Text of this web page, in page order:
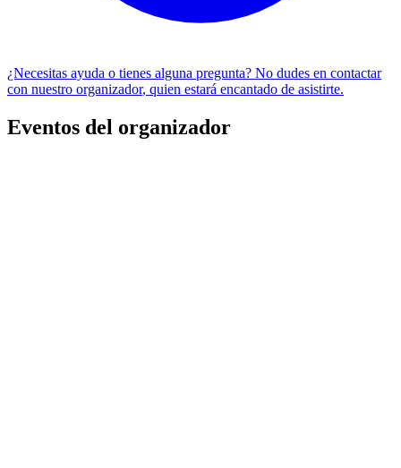
¿Necesitas ayuda o tienes alguna pregunta? No dudes en contactar
con nuestro organizador, quien estará encantado de asistirte.
Eventos del organizador